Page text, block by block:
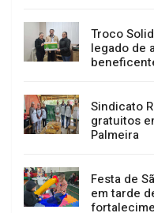
Troco
legado de
Sindicato
gratuitos
Palmeira
Festa de
em tarde